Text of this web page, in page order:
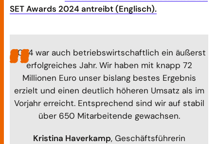
SET Awards 2024 antreibt (Englisch).
2024 war auch betriebswirtschaftlich ein äußerst
erfolgreiches Jahr. Wir haben mit knapp 72
Millionen Euro unser bislang bestes Ergebnis
erzielt und einen deutlich höheren Umsatz als im
Vorjahr erreicht. Entsprechend sind wir auf stabil
über 650 Mitarbeitende gewachsen.
Kristina Haverkamp, Geschäftsführerin